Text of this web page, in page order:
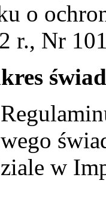
o
r., Nr
w